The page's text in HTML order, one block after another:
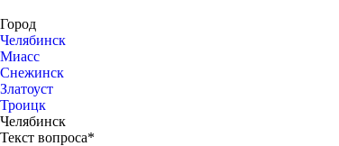
Город
Челябинск
Миасс
Снежинск
Златоуст
Троицк
Челябинск
Текст вопроса*